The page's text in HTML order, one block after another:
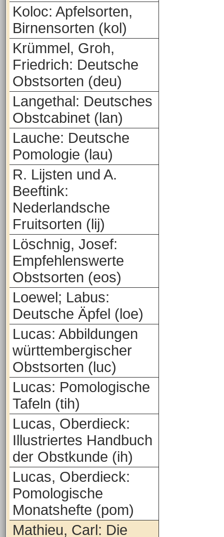
Koloc: Apfelsorten,
Birnensorten (kol)
Krümmel, Groh,
Friedrich: Deutsche
Obstsorten (deu)
Langethal: Deutsches
Obstcabinet (lan)
Lauche: Deutsche
Pomologie (lau)
R. Lijsten und A.
Beeftink:
Nederlandsche
Fruitsorten (lij)
Löschnig, Josef:
Empfehlenswerte
Obstsorten (eos)
Loewel; Labus:
Deutsche Äpfel (loe)
Lucas: Abbildungen
württembergischer
Obstsorten (luc)
Lucas: Pomologische
Tafeln (tih)
Lucas, Oberdieck:
Illustriertes Handbuch
der Obstkunde (ih)
Lucas, Oberdieck:
Pomologische
Monatshefte (pom)
Mathieu, Carl: Die